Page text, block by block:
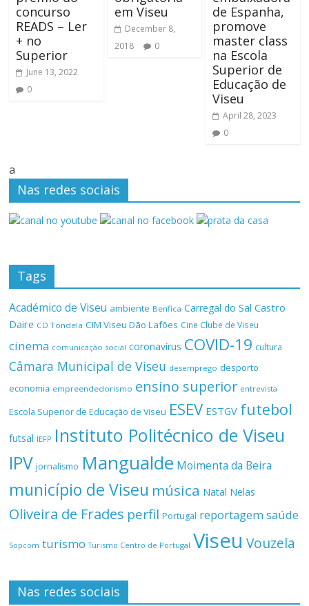
concurso
READS – Ler
+ no
Superior
June 13, 2022
0
em Viseu
December 8,
2018
0
de Espanha,
promove
master class
na Escola
Superior de
Educação de
Viseu
April 28, 2023
0
a
Nas redes sociais
Tags
Académico de Viseu ambiente Benfica Carregal do Sal Castro
Daire CD Tondela CIM Viseu Dão Lafões Cine Clube de Viseu
cinema comunicação social coronavírus COVID-19 cultura
Câmara Municipal de Viseu desemprego desporto
economia empreendedorismo ensino superior entrevista
Escola Superior de Educação de Viseu ESEV ESTGV futebol
futsal IEFP Instituto Politécnico de Viseu
IPV jornalismo Mangualde Moimenta da Beira
município de Viseu música Natal Nelas
Oliveira de Frades perfil Portugal reportagemsaúde
Sopcom turismo Turismo Centro de Portugal Viseu Vouzela
Nas redes sociais